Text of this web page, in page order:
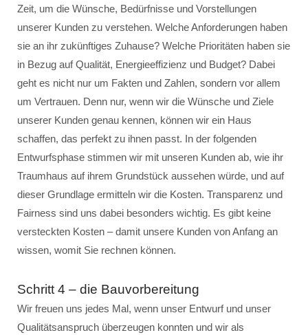
Zeit, um die Wünsche, Bedürfnisse und Vorstellungen
unserer Kunden zu verstehen. Welche Anforderungen haben
sie an ihr zukünftiges Zuhause? Welche Prioritäten haben sie
in Bezug auf Qualität, Energieeffizienz und Budget? Dabei
geht es nicht nur um Fakten und Zahlen, sondern vor allem
um Vertrauen. Denn nur, wenn wir die Wünsche und Ziele
unserer Kunden genau kennen, können wir ein Haus
schaffen, das perfekt zu ihnen passt. In der folgenden
Entwurfsphase stimmen wir mit unseren Kunden ab, wie ihr
Traumhaus auf ihrem Grundstück aussehen würde, und auf
dieser Grundlage ermitteln wir die Kosten. Transparenz und
Fairness sind uns dabei besonders wichtig. Es gibt keine
versteckten Kosten – damit unsere Kunden von Anfang an
wissen, womit Sie rechnen können.
Schritt 4 – die Bauvorbereitung
Wir freuen uns jedes Mal, wenn unser Entwurf und unser
Qualitätsanspruch überzeugen konnten und wir als